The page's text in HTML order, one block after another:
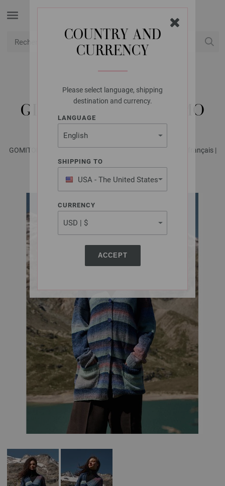
COUNTRY AND
CURRENCY
Please select language, shipping
destination and currency.
LANGUAGE
SHIPPING TO
USA - The United States
of America
CURRENCY
ACCEPT
LANA GROSSA
GILET GOMITOLO FUMO
GOMITOLO No. 16 - Magazine allemand + explications en français |
Modèle 14